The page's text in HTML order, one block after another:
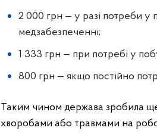
2 000 грн — у разі потреби у
медзабезпеченні;
1 333 грн — при потребі у
800 грн — якщо постійно
Таким чином держава зробила
хворобами або травмами на